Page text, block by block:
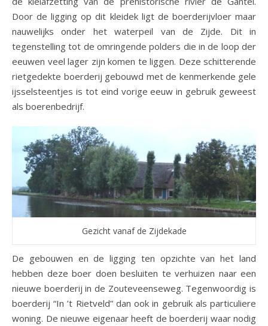
Door de ligging op dit kleidek ligt de boerderijvloer maar
nauwelijks onder het waterpeil van de Zijde. Dit in
tegenstelling tot de omringende polders die in de loop der
eeuwen veel lager zijn komen te liggen. Deze schitterende
rietgedekte boerderij gebouwd met de kenmerkende gele
ijsselsteentjes is tot eind vorige eeuw in gebruik geweest
als boerenbedrijf.
Gezicht vanaf de Zijdekade
De gebouwen en de ligging ten opzichte van het land
hebben deze boer doen besluiten te verhuizen naar een
nieuwe boerderij in de Zouteveenseweg. Tegenwoordig is
boerderij “In ’t Rietveld” dan ook in gebruik als particuliere
woning. De nieuwe eigenaar heeft de boerderij waar nodig